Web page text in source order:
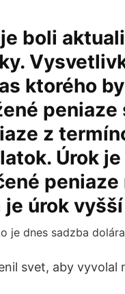
boli
ktorého
z
Úrok
je úrok vyšší
svet, aby vyvolal